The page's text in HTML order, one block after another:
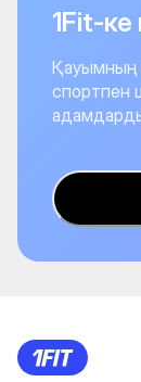
1Fit-
Қауымның
спортпен